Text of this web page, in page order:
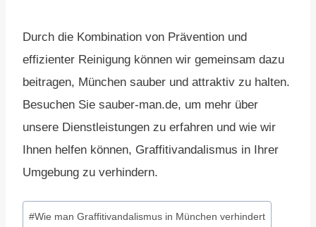
Durch die Kombination von Prävention und
effizienter Reinigung können wir gemeinsam dazu
beitragen, München sauber und attraktiv zu halten.
Besuchen Sie sauber-man.de, um mehr über
unsere Dienstleistungen zu erfahren und wie wir
Ihnen helfen können, Graffitivandalismus in Ihrer
Umgebung zu verhindern.
Schlagworte:
#Wie man Graffitivandalismus in München verhindert